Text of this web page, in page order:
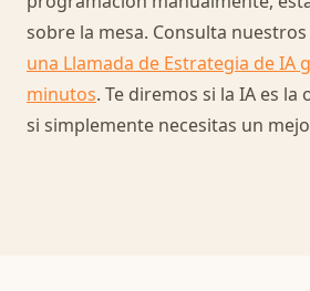
sobre la mesa. Consulta nuestros
una Llamada de Estrategia de IA
minutos. Te diremos si la IA es
si simplemente necesitas un